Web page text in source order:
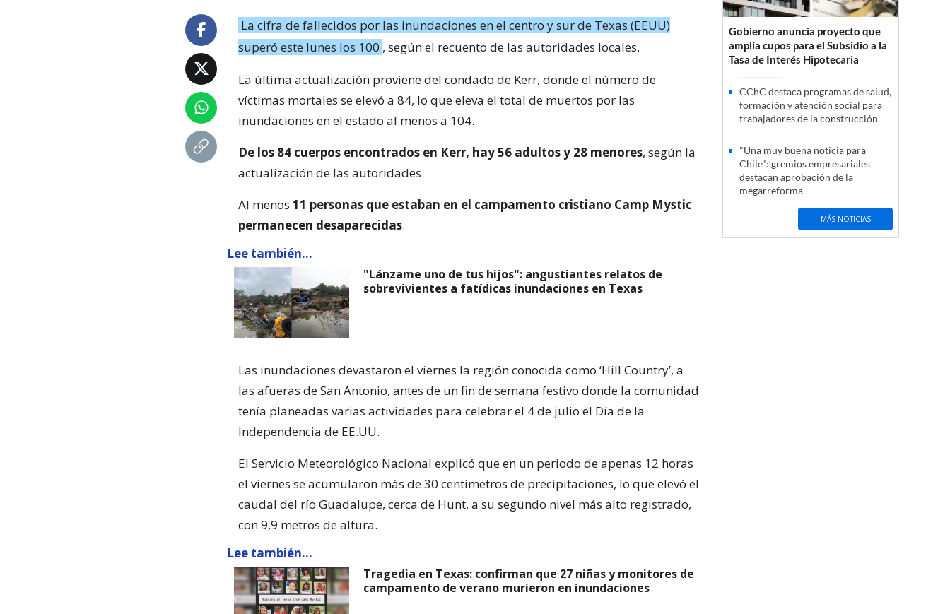
La cifra de fallecidos por las inundaciones en el centro y sur de Texas (EEUU)
superó este lunes los 100 , según el recuento de las autoridades locales.
La última actualización proviene del condado de Kerr, donde el número de
víctimas mortales se elevó a 84, lo que eleva el total de muertos por las
inundaciones en el estado al menos a 104.
De los 84 cuerpos encontrados en Kerr, hay 56 adultos y 28 menores, según la
actualización de las autoridades.
Al menos 11 personas que estaban en el campamento cristiano Camp Mystic
permanecen desaparecidas.
Lee también...
"Lánzame uno de tus hijos": angustiantes relatos de
sobrevivientes a fatídicas inundaciones en Texas
Las inundaciones devastaron el viernes la región conocida como ‘Hill Country’, a
las afueras de San Antonio, antes de un fin de semana festivo donde la comunidad
tenía planeadas varias actividades para celebrar el 4 de julio el Día de la
Independencia de EE.UU.
El Servicio Meteorológico Nacional explicó que en un periodo de apenas 12 horas
el viernes se acumularon más de 30 centímetros de precipitaciones, lo que elevó el
caudal del río Guadalupe, cerca de Hunt, a su segundo nivel más alto registrado,
con 9,9 metros de altura.
Lee también...
Tragedia en Texas: confirman que 27 niñas y monitores de
campamento de verano murieron en inundaciones
Gobierno anuncia proyecto que
amplía cupos para el Subsidio a la
Tasa de Interés Hipotecaria
CChC destaca programas de salud,
formación y atención social para
trabajadores de la construcción
"Una muy buena noticia para
Chile": gremios empresariales
destacan aprobación de la
megarreforma
MÁS NOTICIAS